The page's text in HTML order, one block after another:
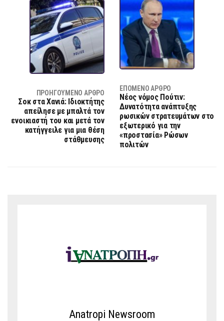
ΠΡΟΗΓΟΎΜΕΝΟ ΆΡΘΡΟ
Σοκ στα Χανιά: Ιδιοκτήτης
απείλησε με μπαλτά τον
ενοικιαστή του και μετά τον
κατήγγειλε για μια θέση
στάθμευσης
ΕΠΌΜΕΝΟ ΆΡΘΡΟ
Νέος νόμος Πούτιν:
Δυνατότητα ανάπτυξης
ρωσικών στρατευμάτων στο
εξωτερικό για την
«προστασία» Ρώσων
πολιτών
Anatropi Newsroom